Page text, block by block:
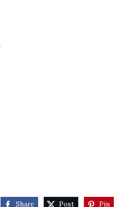
Share Post Pin